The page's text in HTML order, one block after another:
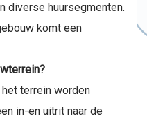
diverse huursegmenten.
komt een
terrein worden
in-en uitrit naar de